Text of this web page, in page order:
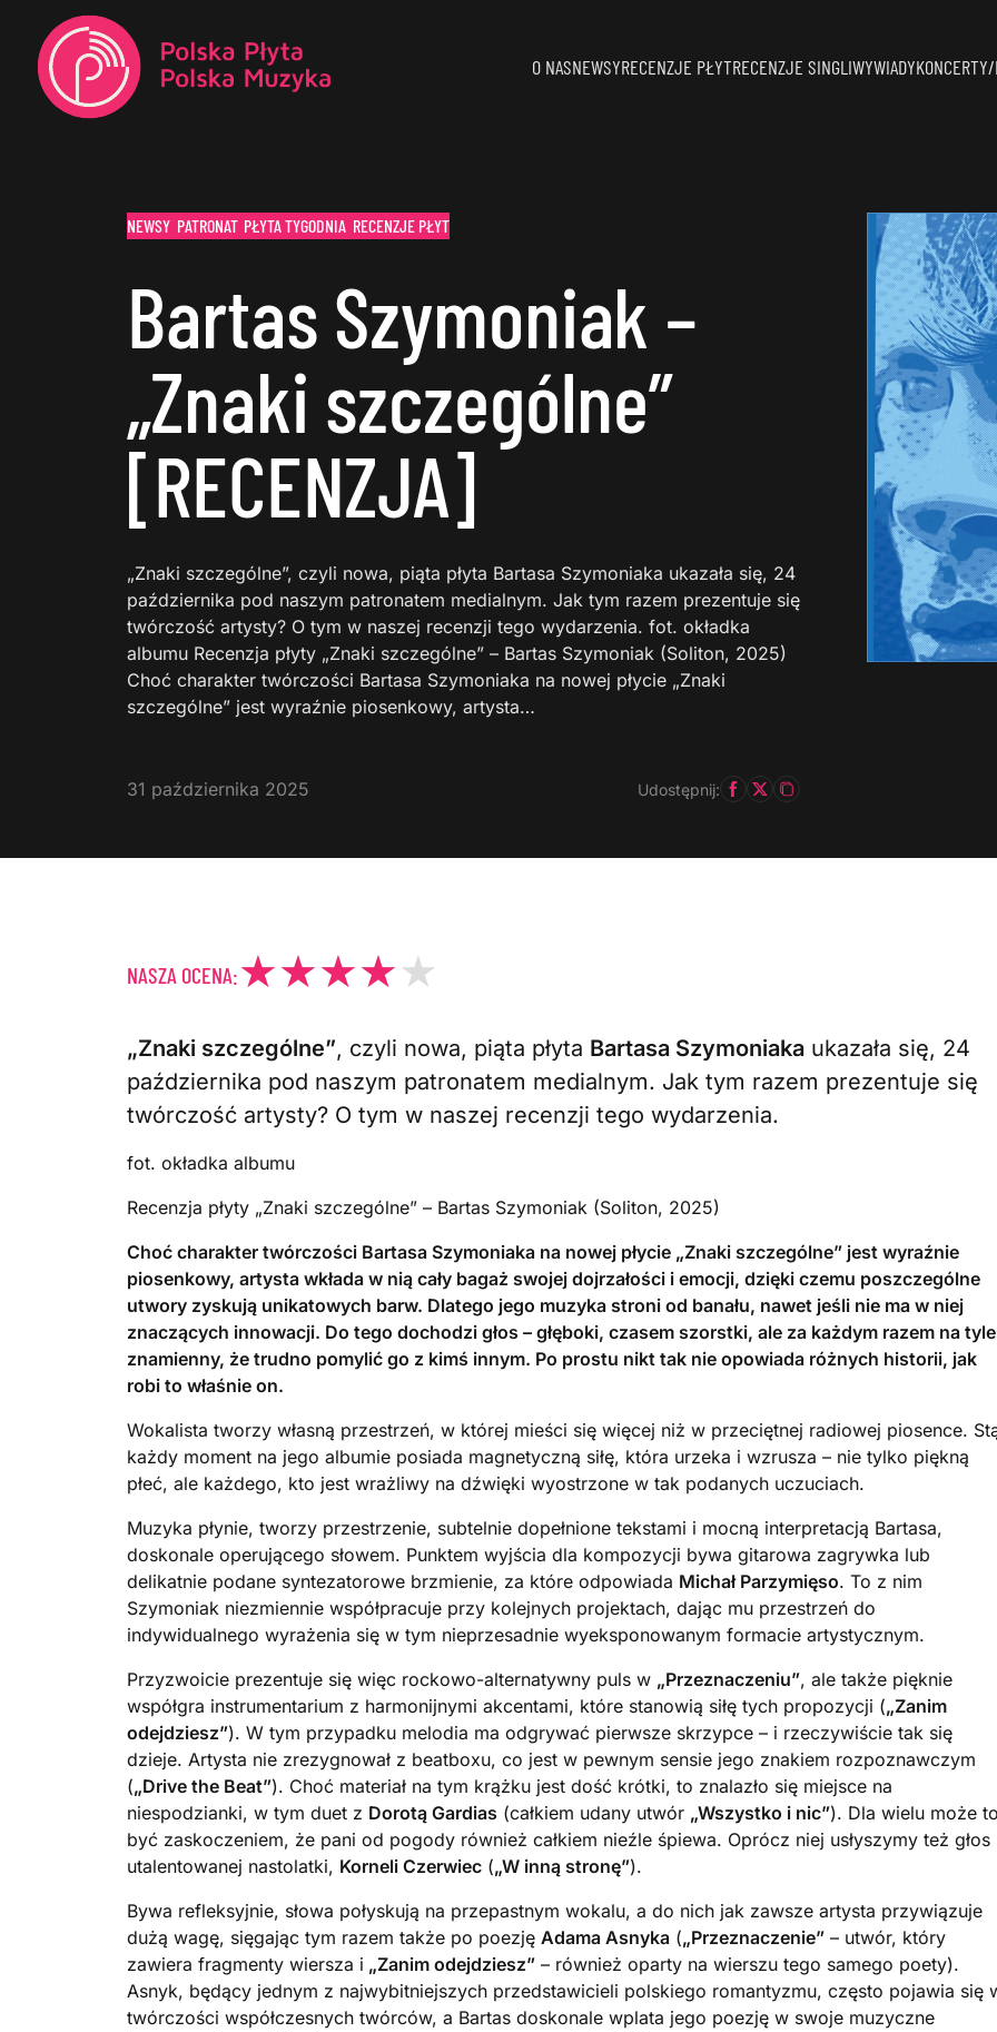
O NASNEWSYRECENZJE PŁYTRECENZJE SINGLIWYWIADY
NEWSY PATRONAT PŁYTA TYGODNIA RECENZJE PŁYT
Bartas Szymoniak –
„Znaki szczególne”
[RECENZJA]
„Znaki szczególne”, czyli nowa, piąta płyta Bartasa Szymoniaka ukazała się, 24
października pod naszym patronatem medialnym. Jak tym razem prezentuje się
twórczość artysty? O tym w naszej recenzji tego wydarzenia. fot. okładka
albumu Recenzja płyty „Znaki szczególne” – Bartas Szymoniak (Soliton, 2025)
Choć charakter twórczości Bartasa Szymoniaka na nowej płycie „Znaki
szczególne” jest wyraźnie piosenkowy, artysta…
31 października 2025 Udostępnij:
NASZA OCENA:
„Znaki szczególne”, czyli nowa, piąta płyta Bartasa Szymoniaka ukazała się, 24
października pod naszym patronatem medialnym. Jak tym razem prezentuje się
twórczość artysty? O tym w naszej recenzji tego wydarzenia.
fot. okładka albumu
Recenzja płyty „Znaki szczególne” – Bartas Szymoniak (Soliton, 2025)
Choć charakter twórczości Bartasa Szymoniaka na nowej płycie „Znaki szczególne” jest wyraźnie
piosenkowy, artysta wkłada w nią cały bagaż swojej dojrzałości i emocji, dzięki czemu poszczególne
utwory zyskują unikatowych barw. Dlatego jego muzyka stroni od banału, nawet jeśli nie ma w niej
znaczących innowacji. Do tego dochodzi głos – głęboki, czasem szorstki, ale za każdym razem na tyle
znamienny, że trudno pomylić go z kimś innym. Po prostu nikt tak nie opowiada różnych historii, jak
robi to właśnie on.
Wokalista tworzy własną przestrzeń, w której mieści się więcej niż w przeciętnej radiowej piosence.
każdy moment na jego albumie posiada magnetyczną siłę, która urzeka i wzrusza – nie tylko piękną
płeć, ale każdego, kto jest wrażliwy na dźwięki wyostrzone w tak podanych uczuciach.
Muzyka płynie, tworzy przestrzenie, subtelnie dopełnione tekstami i mocną interpretacją Bartasa,
doskonale operującego słowem. Punktem wyjścia dla kompozycji bywa gitarowa zagrywka lub
delikatnie podane syntezatorowe brzmienie, za które odpowiada Michał Parzymięso. To z nim
Szymoniak niezmiennie współpracuje przy kolejnych projektach, dając mu przestrzeń do
indywidualnego wyrażenia się w tym nieprzesadnie wyeksponowanym formacie artystycznym.
Przyzwoicie prezentuje się więc rockowo-alternatywny puls w „Przeznaczeniu”, ale także pięknie
współgra instrumentarium z harmonijnymi akcentami, które stanowią siłę tych propozycji („Zanim
odejdziesz”). W tym przypadku melodia ma odgrywać pierwsze skrzypce – i rzeczywiście tak się
dzieje. Artysta nie zrezygnował z beatboxu, co jest w pewnym sensie jego znakiem rozpoznawczym
(„Drive the Beat”). Choć materiał na tym krążku jest dość krótki, to znalazło się miejsce na
niespodzianki, w tym duet z Dorotą Gardias (całkiem udany utwór „Wszystko i nic”). Dla wielu może
być zaskoczeniem, że pani od pogody również całkiem nieźle śpiewa. Oprócz niej usłyszymy też głos
utalentowanej nastolatki, Korneli Czerwiec („W inną stronę”).
Bywa refleksyjnie, słowa połyskują na przepastnym wokalu, a do nich jak zawsze artysta przywiązuje
dużą wagę, sięgając tym razem także po poezję Adama Asnyka („Przeznaczenie” – utwór, który
zawiera fragmenty wiersza i „Zanim odejdziesz” – również oparty na wierszu tego samego poety).
Asnyk, będący jednym z najwybitniejszych przedstawicieli polskiego romantyzmu, często pojawia się
twórczości współczesnych twórców, a Bartas doskonale wplata jego poezję w swoje muzyczne